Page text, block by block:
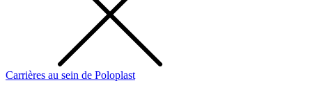
Carrières au sein de Poloplast